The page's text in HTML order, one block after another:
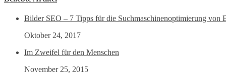
Bilder SEO – 7 Tipps für die Suchmaschinenoptimierung von
Oktober 24, 2017
Im Zweifel für den Menschen
November 25, 2015